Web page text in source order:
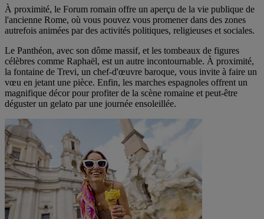
À proximité, le Forum romain offre un aperçu de la vie publique de
l'ancienne Rome, où vous pouvez vous promener dans des zones
autrefois animées par des activités politiques, religieuses et sociales.
Le Panthéon, avec son dôme massif, et les tombeaux de figures
célèbres comme Raphaël, est un autre incontournable. À proximité,
la fontaine de Trevi, un chef-d'œuvre baroque, vous invite à faire un
vœu en jetant une pièce. Enfin, les marches espagnoles offrent un
magnifique décor pour profiter de la scène romaine et peut-être
déguster un gelato par une journée ensoleillée.